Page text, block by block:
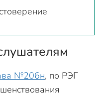
№206н, по РЭГ